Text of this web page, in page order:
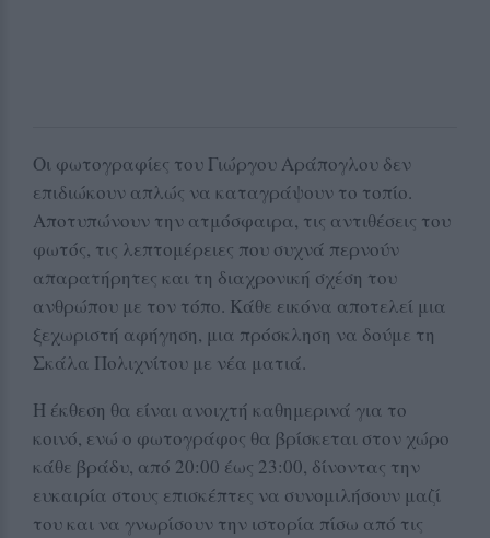
Οι φωτογραφίες του Γιώργου Αράπογλου δεν
επιδιώκουν απλώς να καταγράψουν το τοπίο.
Αποτυπώνουν την ατμόσφαιρα, τις αντιθέσεις του
φωτός, τις λεπτομέρειες που συχνά περνούν
απαρατήρητες και τη διαχρονική σχέση του
ανθρώπου με τον τόπο. Κάθε εικόνα αποτελεί μια
ξεχωριστή αφήγηση, μια πρόσκληση να δούμε τη
Σκάλα Πολιχνίτου με νέα ματιά.
Η έκθεση θα είναι ανοιχτή καθημερινά για το
κοινό, ενώ ο φωτογράφος θα βρίσκεται στον χώρο
κάθε βράδυ, από 20:00 έως 23:00, δίνοντας την
ευκαιρία στους επισκέπτες να συνομιλήσουν μαζί
του και να γνωρίσουν την ιστορία πίσω από τις